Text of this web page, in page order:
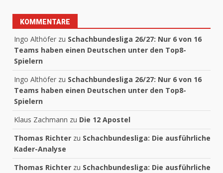
KOMMENTARE
Ingo Althöfer zu Schachbundesliga 26/27: Nur 6 von 16
Teams haben einen Deutschen unter den Top8-
Spielern
Ingo Althöfer zu Schachbundesliga 26/27: Nur 6 von 16
Teams haben einen Deutschen unter den Top8-
Spielern
Klaus Zachmann zu Die 12 Apostel
Thomas Richter zu Schachbundesliga: Die ausführliche
Kader-Analyse
Thomas Richter zu Schachbundesliga: Die ausführliche